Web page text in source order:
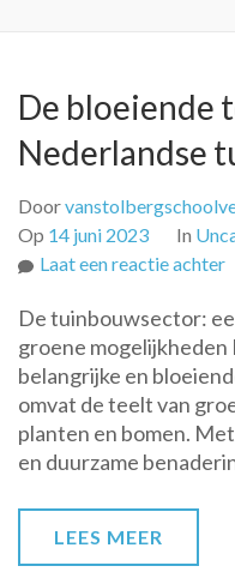
De bloeiende
Nederlandse
Door
Op 14 juni 2023 In
Laat een reactie achterop
De tuinbouwsector:
groene
belangrijke en
omvat de teelt van
planten en bomen.
en duurzame
LEES MEER